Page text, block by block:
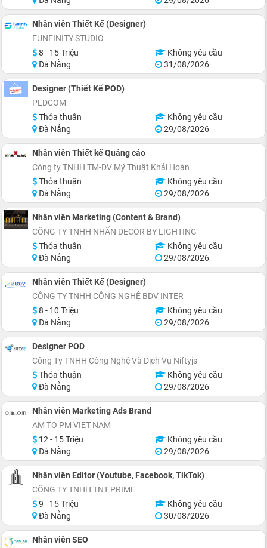
Nhân viên Thiết Kế (Designer)
FUNFINITY STUDIO
8 - 15 Triệu
Không yêu cầu
Đà Nẵng
31/08/2026
Designer (Thiết Kế POD)
PLDCOM
Thỏa thuận
Không yêu cầu
Đà Nẵng
29/08/2026
Nhân viên Thiết kế Quảng cáo
Công ty TNHH TM-DV Mỹ Thuật Khải Hoàn
Thỏa thuận
Không yêu cầu
Đà Nẵng
29/08/2026
Nhân viên Marketing (Content & Brand)
CÔNG TY TNHH NHẤN DECOR BY LIGHTING
Thỏa thuận
Không yêu cầu
Đà Nẵng
29/08/2026
Nhân viên Thiết Kế (Designer)
CÔNG TY TNHH CÔNG NGHỆ BDV INTER
8 - 10 Triệu
Không yêu cầu
Đà Nẵng
29/08/2026
Designer POD
Công Ty TNHH Công Nghệ Và Dịch Vụ Niftyjs
Thỏa thuận
Không yêu cầu
Đà Nẵng
29/08/2026
Nhân viên Marketing Ads Brand
AM TO PM VIET NAM
12 - 15 Triệu
Không yêu cầu
Đà Nẵng
29/08/2026
Nhân viên Editor (Youtube, Facebook, TikTok)
CÔNG TY TNHH TNT PRIME
9 - 15 Triệu
Không yêu cầu
Đà Nẵng
30/08/2026
Nhân viên SEO